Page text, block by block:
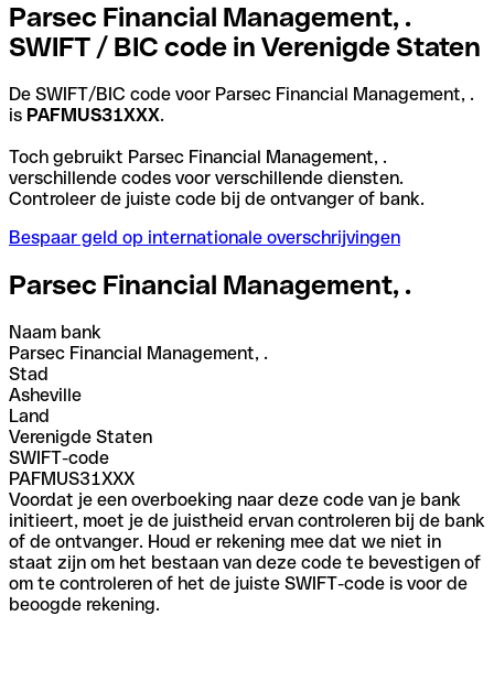
Parsec Financial Management, .
SWIFT / BIC code in Verenigde Staten
De SWIFT/BIC code voor Parsec Financial Management, .
is PAFMUS31XXX.
Toch gebruikt Parsec Financial Management, .
verschillende codes voor verschillende diensten.
Controleer de juiste code bij de ontvanger of bank.
Bespaar geld op internationale overschrijvingen
Parsec Financial Management, .
Naam bank
Parsec Financial Management, .
Stad
Asheville
Land
Verenigde Staten
SWIFT-code
PAFMUS31XXX
Voordat je een overboeking naar deze code van je bank
initieert, moet je de juistheid ervan controleren bij de bank
of de ontvanger. Houd er rekening mee dat we niet in
staat zijn om het bestaan van deze code te bevestigen of
om te controleren of het de juiste SWIFT-code is voor de
beoogde rekening.